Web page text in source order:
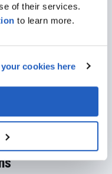
of their services.
to learn more.
cookies here
automobile. Ce
et la visibilité